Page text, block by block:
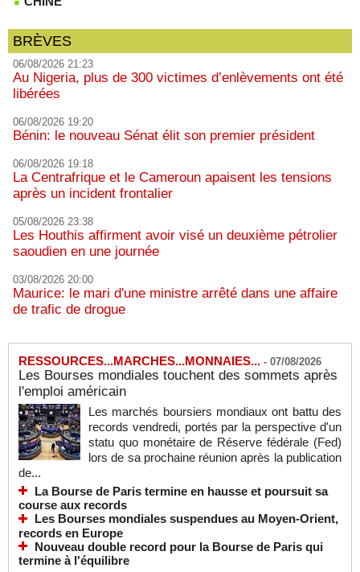
BRÈVES
06/08/2026 21:23
Au Nigeria, plus de 300 victimes d’enlèvements ont été
libérées
06/08/2026 19:20
Bénin: le nouveau Sénat élit son premier président
06/08/2026 19:18
La Centrafrique et le Cameroun apaisent les tensions
après un incident frontalier
05/08/2026 23:38
Les Houthis affirment avoir visé un deuxième pétrolier
saoudien en une journée
03/08/2026 20:00
Maurice: le mari d'une ministre arrêté dans une affaire
de trafic de drogue
RESSOURCES...MARCHES...MONNAIES... - 07/08/2026
Les Bourses mondiales touchent des sommets après
l'emploi américain
Les marchés boursiers mondiaux ont battu des
records vendredi, portés par la perspective d'un
statu quo monétaire de Réserve fédérale (Fed)
lors de sa prochaine réunion après la publication
de...
La Bourse de Paris termine en hausse et poursuit sa
course aux records
Les Bourses mondiales suspendues au Moyen-Orient,
records en Europe
Nouveau double record pour la Bourse de Paris qui
termine à l'équilibre